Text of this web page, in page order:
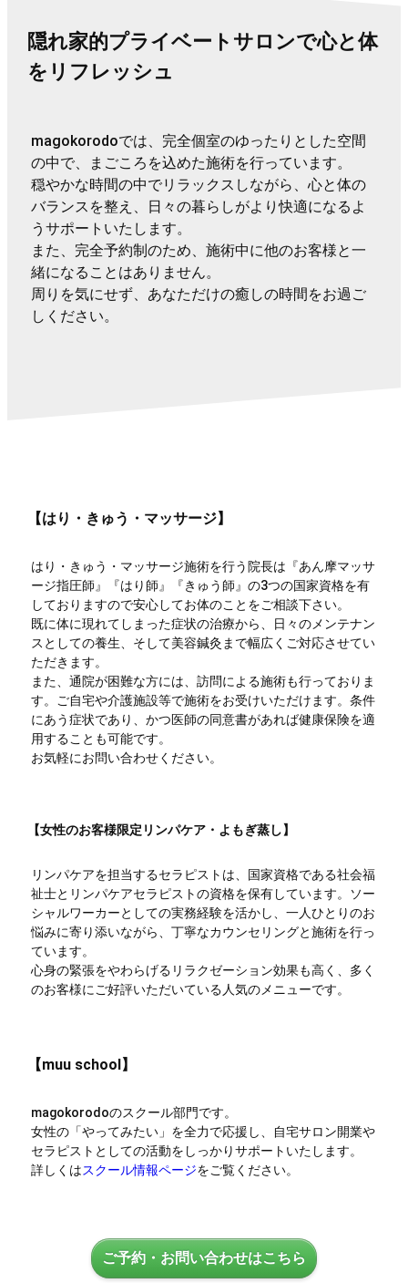
隠れ家的プライベートサロンで心と体
をリフレッシュ
magokorodoでは、完全個室のゆったりとした空間
の中で、まごころを込めた施術を行っています。
穏やかな時間の中でリラックスしながら、心と体の
バランスを整え、日々の暮らしがより快適になるよ
うサポートいたします。
また、完全予約制のため、施術中に他のお客様と一
緒になることはありません。
周りを気にせず、あなただけの癒しの時間をお過ご
しください。
【はり・きゅう・マッサージ】
はり・きゅう・マッサージ施術を行う院長は『あん摩マッサ
ージ指圧師』『はり師』『きゅう師』の3つの国家資格を有
しておりますので安心してお体のことをご相談下さい。
既に体に現れてしまった症状の治療から、日々のメンテナン
スとしての養生、そして美容鍼灸まで幅広くご対応させてい
ただきます。
また、通院が困難な方には、訪問による施術も行っておりま
す。ご自宅や介護施設等で施術をお受けいただけます。条件
にあう症状であり、かつ医師の同意書があれば健康保険を適
用することも可能です。
お気軽にお問い合わせください。
【女性のお客様限定リンパケア・よもぎ蒸し】
リンパケアを担当するセラピストは、国家資格である社会福
祉士とリンパケアセラピストの資格を保有しています。ソー
シャルワーカーとしての実務経験を活かし、一人ひとりのお
悩みに寄り添いながら、丁寧なカウンセリングと施術を行っ
ています。
心身の緊張をやわらげるリラクゼーション効果も高く、多く
のお客様にご好評いただいている人気のメニューです。
【muu school】
magokorodoのスクール部門です。
女性の「やってみたい」を全力で応援し、自宅サロン開業や
セラピストとしての活動をしっかりサポートいたします。
詳しくはスクール情報ページをご覧ください。
ご予約・お問い合わせはこちら